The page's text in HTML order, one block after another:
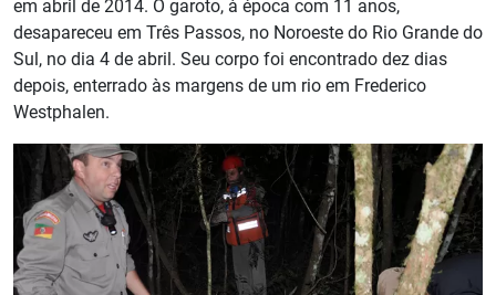
em abril de 2014. O garoto, à época com 11 anos,
desapareceu em Três Passos, no Noroeste do Rio Grande do
Sul, no dia 4 de abril. Seu corpo foi encontrado dez dias
depois, enterrado às margens de um rio em Frederico
Westphalen.